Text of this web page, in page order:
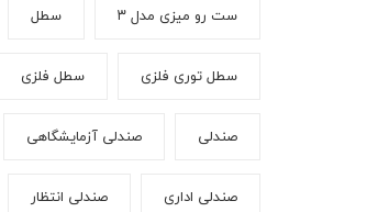
ست رو میزی مدل ۳ سطل
سطل توری فلزی سطل فلزی
صندلی صندلی آزمایشگاهی
صندلی اداری صندلی انتظار